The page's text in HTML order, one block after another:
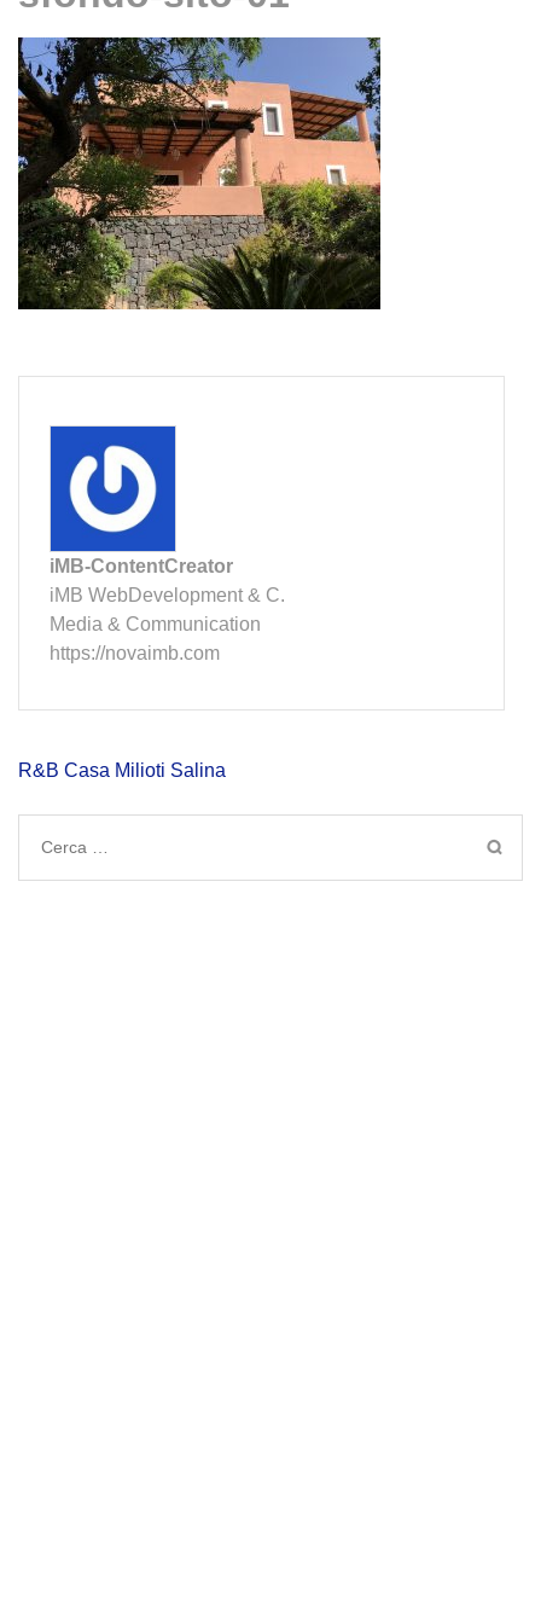
iMB-ContentCreator
iMB WebDevelopment & C.
Media & Communication
https://novaimb.com
Navigazione
R&B Casa Milioti Salina
Ricerca